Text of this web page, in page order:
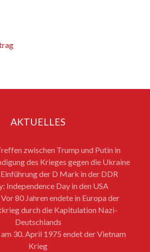
AKTUELLES
zwischen Trump und Putin in
des Krieges gegen die Ukraine
der D Mark in der DDR
Independence Day in den USA
80 Jahren endete in Europa der
durch die Kapitulation Nazi-
Deutschlands
30. April 1975 endet der Vietnam
Krieg